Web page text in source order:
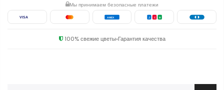
Мы принимаем безопасные платежи
VISA AMEX J C B
100% свежие цветы Гарантия качества